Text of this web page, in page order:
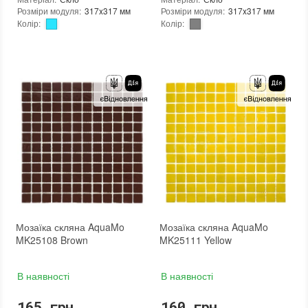
Розміри модуля: 317x317 мм
Колір:
Вага (брутто): 0.704 кг
Основа: Папір, Сітка
Призначення:
В інтер'єрі, Для лазні, Для басейну, Для ванної кімнати та туалету, Для вітальні, Для душової, Для кухні, Для спальні, Для фартуха, Для фасаду, Для хамама
Кількість модулів у упаковці:
20 шт.
Розмір чіпа: 25x25 мм
Товщина чіпа: 4 мм
Площа модуля: 0,1 м²
Країна виробника: Україна
Бренд: AquaMo
Тип поверхні: Глянцева
новий
Розміри модуля: 317x317 мм
Колір:
Основа: Папір, Сітка
Призначення:
В інтер'єрі, Для лазні, Для басейну, Для ванної кімнати та туалету, Для вітальні, Для душової, Для кухні, Для спальні, Для фартуха, Для фасаду, Для хамама
Кількість модулів у упаковці:
20 шт.
Розмір чіпа: 25x25 мм
Товщина чіпа
4 мм
Площа модуля: 0,1 м²
Країна виробника: Україна
Бренд: AquaMo
Тип поверхні: Матова
новий
Мозаїка скляна AquaMo
MK25108 Brown
В наявності
Мозаїка скляна AquaMo
MK25111 Yellow
В наявності